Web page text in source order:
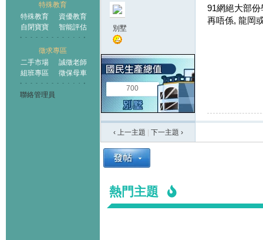
特殊教育
特殊教育
資優教育
自閉寶寶
智能評估
徵求專區
二手市場
誠徵老師
組班專區
徵保母車
聯絡管理員
別墅
700
91網絕大部
再唔係, 龍岡
‹ 上一主題 下一主題 ›
熱門主題